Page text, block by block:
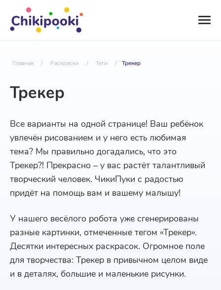
Главная / Раскраски / Теги / Трекер
Трекер
Все варианты на одной странице! Ваш ребёнок
увлечён рисованием и у него есть любимая
тема? Мы правильно догадались, что это
Трекер?! Прекрасно – у вас растёт талантливый
творческий человек. ЧикиПуки с радостью
придёт на помощь вам и вашему малышу!
У нашего весёлого робота уже сгенерированы
разные картинки, отмеченные тегом «Трекер».
Десятки интересных раскрасок. Огромное поле
для творчества: Трекер в привычном целом виде
и в деталях, большие и маленькие рисунки.